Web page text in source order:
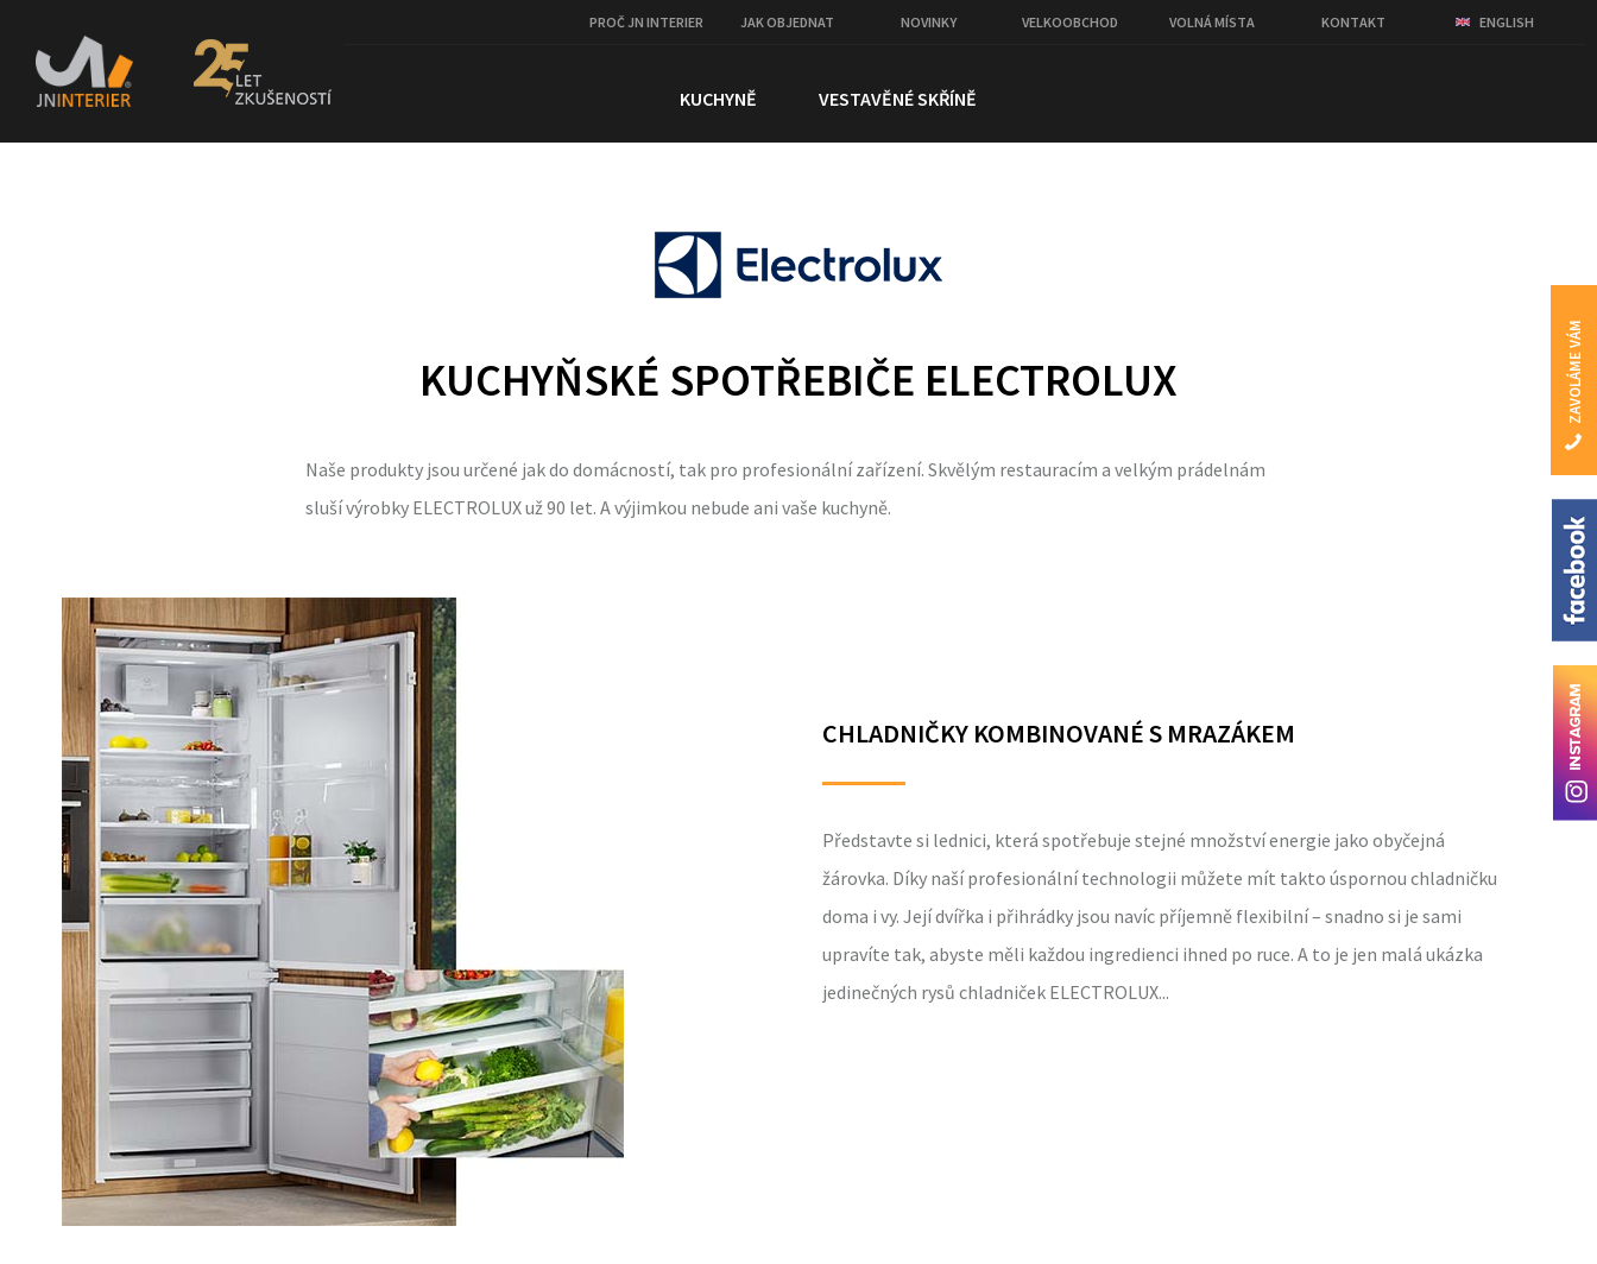
ZAVOLÁME VÁM
KUCHYNĚ VESTAVĚNÉ SKŘÍNĚ
PROČ JN INTERIER JAK OBJEDNAT NOVINKY VELKOOBCHOD VOLNÁ MÍSTA KONTAKT ENGLISH
KUCHYŇSKÉ SPOTŘEBIČE ELECTROLUX
Naše produkty jsou určené jak do domácností, tak pro profesionální zařízení. Skvělým restauracím a velkým prádelnám
sluší výrobky ELECTROLUX už 90 let. A výjimkou nebude ani vaše kuchyně.
CHLADNIČKY KOMBINOVANÉ S MRAZÁKEM
Představte si lednici, která spotřebuje stejné množství energie jako obyčejná
žárovka. Díky naší profesionální technologii můžete mít takto úspornou chladničku
doma i vy. Její dvířka i přihrádky jsou navíc příjemně flexibilní – snadno si je sami
upravíte tak, abyste měli každou ingredienci ihned po ruce. A to je jen malá ukázka
jedinečných rysů chladniček ELECTROLUX...